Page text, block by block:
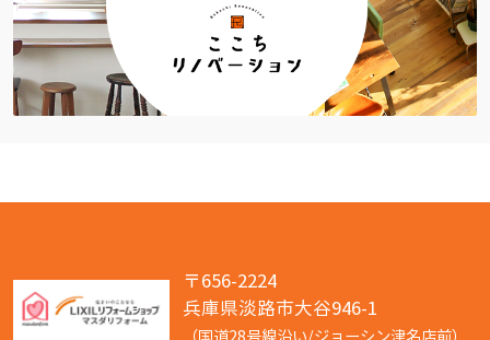
〒656-2224
兵庫県淡路市大谷946-1